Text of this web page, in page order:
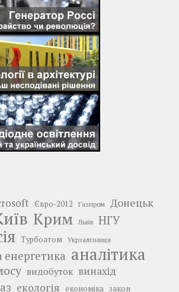
Євро-2012 Газпром Донецьк
Крим Львів
НГУ
Турбоатом Укрзалізниця
енергетика аналітика
видобуток винахід
екологія економіка закон